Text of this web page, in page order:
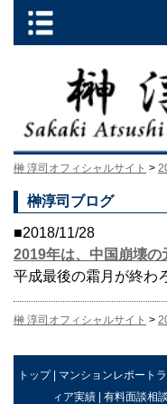
榊 淳司オフィシャルサイト >
榊淳司ブログ
■2018/11/28
2019年は、中国崩壊の
平成最後の霜月が終わ
榊 淳司オフィシャルサイト >
トップ| マンションレポート
ィア実績| 有料面談相談